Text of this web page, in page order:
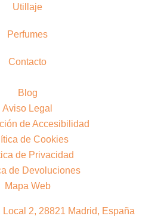
Utillaje
Perfumes
Contacto
Blog
Aviso Legal
de Accesibilidad
de Cookies
de Privacidad
de Devoluciones
Mapa Web
Local 2, 28821 Madrid, España